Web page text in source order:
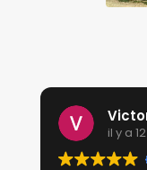
il y a